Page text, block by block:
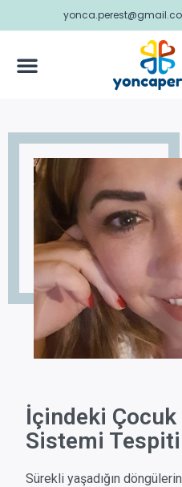
İçindeki Çocuk
Sistemi Tespiti
Sürekli yaşadığın